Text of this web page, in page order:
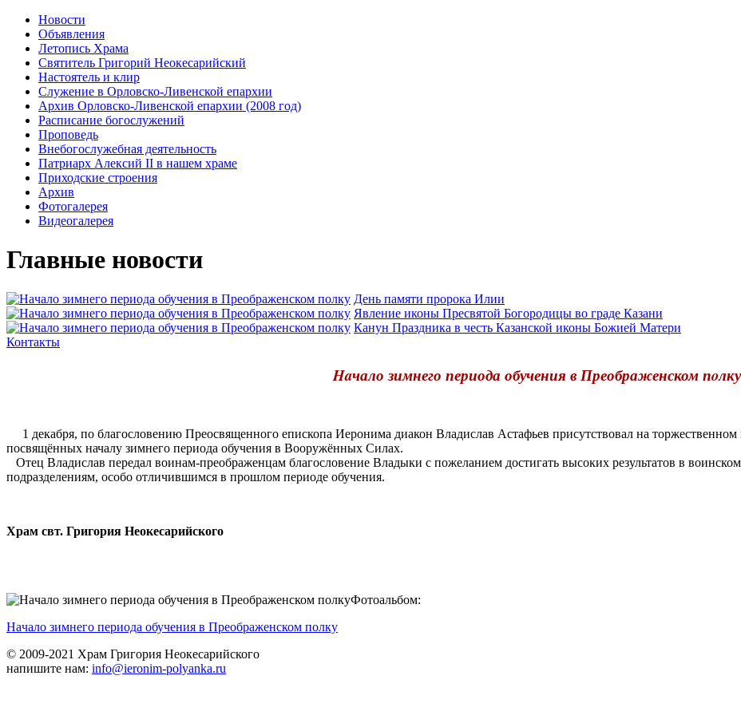
Новости
Объявления
Летопись Храма
Святитель Григорий Неокесарийский
Настоятель и клир
Служение в Орловско-Ливенской епархии
Архив Орловско-Ливенской епархии (2008 год)
Расписание богослужений
Проповедь
Внебогослужебная деятельность
Патриарх Алексий II в нашем храме
Приходские строения
Архив
Фотогалерея
Видеогалерея
Главные новости
День памяти пророка Илии
Явлeние иконы Пресвятой Богородицы во граде Казани
Канун Праздника в честь Казанской иконы Божией Матери
Контакты
Haчало зимнего периода обучения в Преображенском пoлку
1 декабря, по благословению Преосвященного епископа Иеронима диакон Владислав Астафьев присутствовал на
посвящённых началу зимнего периода обучения в Вооружённых Силах.
Отец Владислав передал воинам-преображенцам благословение Владыки с пожеланием достигать высоких результатов в
подразделениям, особо отличившимся в прошлом периоде обучения.
Храм свт. Григория Неокесарийского
Фотоальбом:
Haчало зимнего периода обучения в Преображенском пoлку
© 2009-2021 Храм Григория Неокесарийского
напишите нам: info@ieronim-polyanka.ru